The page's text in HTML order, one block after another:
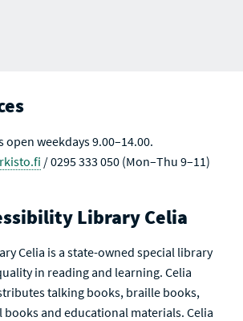
open weekdays 9.00–14.00.
/ 0295 333 050 (Mon–Thu 9–11)
Library Celia
Celia is a state-owned special library
in reading and learning. Celia
talking books, braille books,
books and educational materials. Celia